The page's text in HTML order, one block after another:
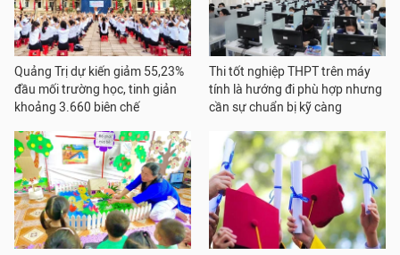
Quảng Trị dự kiến giảm 55,23%
đầu mối trường học, tinh giản
khoảng 3.660 biên chế
Thi tốt nghiệp THPT trên máy
tính là hướng đi phù hợp nhưng
cần sự chuẩn bị kỹ càng